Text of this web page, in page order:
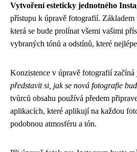
Vytvoření esteticky jednotného
přístupu k úpravě fotografií. Základem
která se bude prolínat všemi vašimi
vybraných tónů a odstínů, které
Konzistence v úpravě fotografií
představit si, jak se nová fotografie
tvůrců obsahu používá předem
aplikacích, které aplikují na každou
podobnou atmosféru a tón.